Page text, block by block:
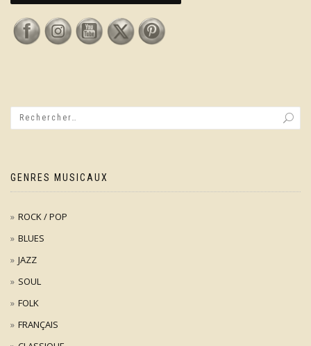
GENRES MUSICAUX
ROCK / POP
BLUES
JAZZ
SOUL
FOLK
FRANÇAIS